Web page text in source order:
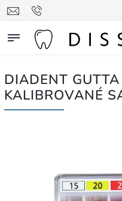
DIADENT
KALIBROVANÉ